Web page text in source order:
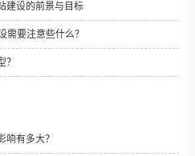
建设的前景与目标
需要注意些什么？
？
响有多大？